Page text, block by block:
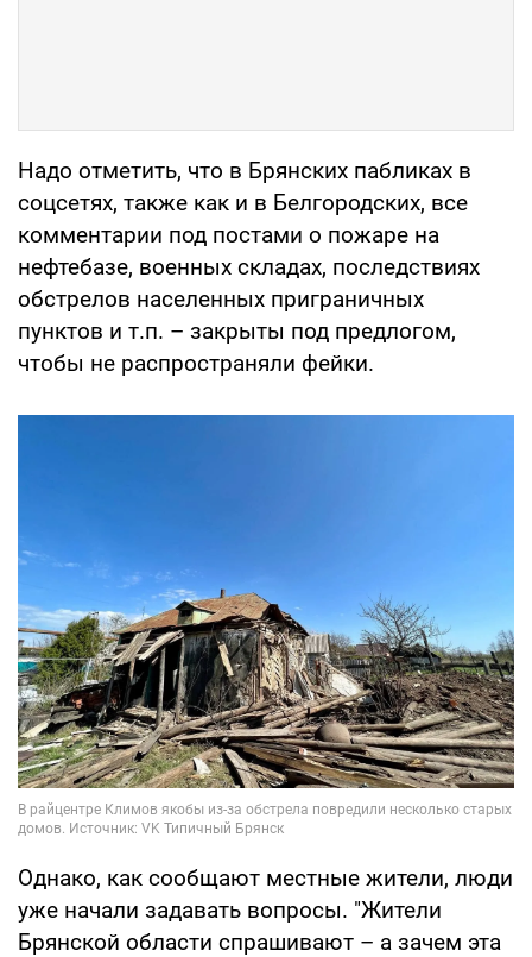
Надо отметить, что в Брянских пабликах в
соцсетях, также как и в Белгородских, все
комментарии под постами о пожаре на
нефтебазе, военных складах, последствиях
обстрелов населенных приграничных
пунктов и т.п. – закрыты под предлогом,
чтобы не распространяли фейки.
Однако, как сообщают местные жители, люди
уже начали задавать вопросы. "Жители
Брянской области спрашивают – а зачем эта